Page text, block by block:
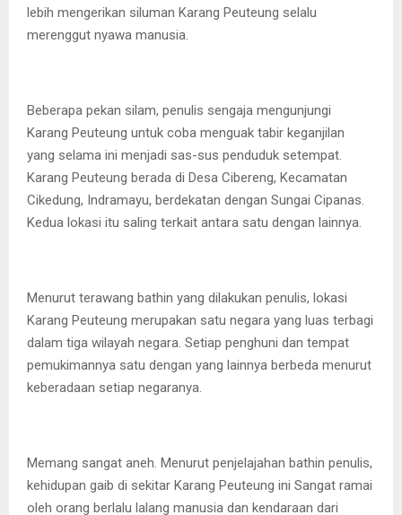
lebih mengerikan siluman Karang Peuteung selalu
merenggut nyawa manusia.
Beberapa pekan silam, penulis sengaja mengunjungi
Karang Peuteung untuk coba menguak tabir keganjilan
yang selama ini menjadi sas-sus penduduk setempat.
Karang Peuteung berada di Desa Cibereng, Kecamatan
Cikedung, Indramayu, berdekatan dengan Sungai Cipanas.
Kedua lokasi itu saling terkait antara satu dengan lainnya.
Menurut terawang bathin yang dilakukan penulis, lokasi
Karang Peuteung merupakan satu negara yang luas terbagi
dalam tiga wilayah negara. Setiap penghuni dan tempat
pemukimannya satu dengan yang lainnya berbeda menurut
keberadaan setiap negaranya.
Memang sangat aneh. Menurut penjelajahan bathin penulis,
kehidupan gaib di sekitar Karang Peuteung ini Sangat ramai
oleh orang berlalu lalang manusia dan kendaraan dari